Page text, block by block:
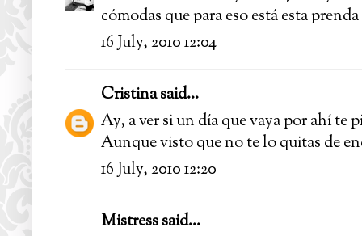
cómodas que para eso está esta
16 July, 2010 12:04
Cristinasaid...
Ay, a ver si un día que vaya por ahí te
Aunque visto que no te lo quitas de
16 July, 2010 12:20
Mistresssaid...